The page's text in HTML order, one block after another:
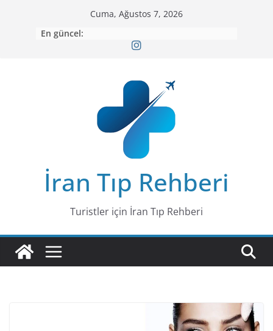
Cuma, Ağustos 7, 2026
En güncel:
İran Tıp Rehberi
Turistler için İran Tıp Rehberi